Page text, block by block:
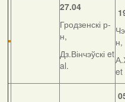
27.04
Гродзенскі р-
н,
Дз.Вінчэўскі et
al.
н,
et